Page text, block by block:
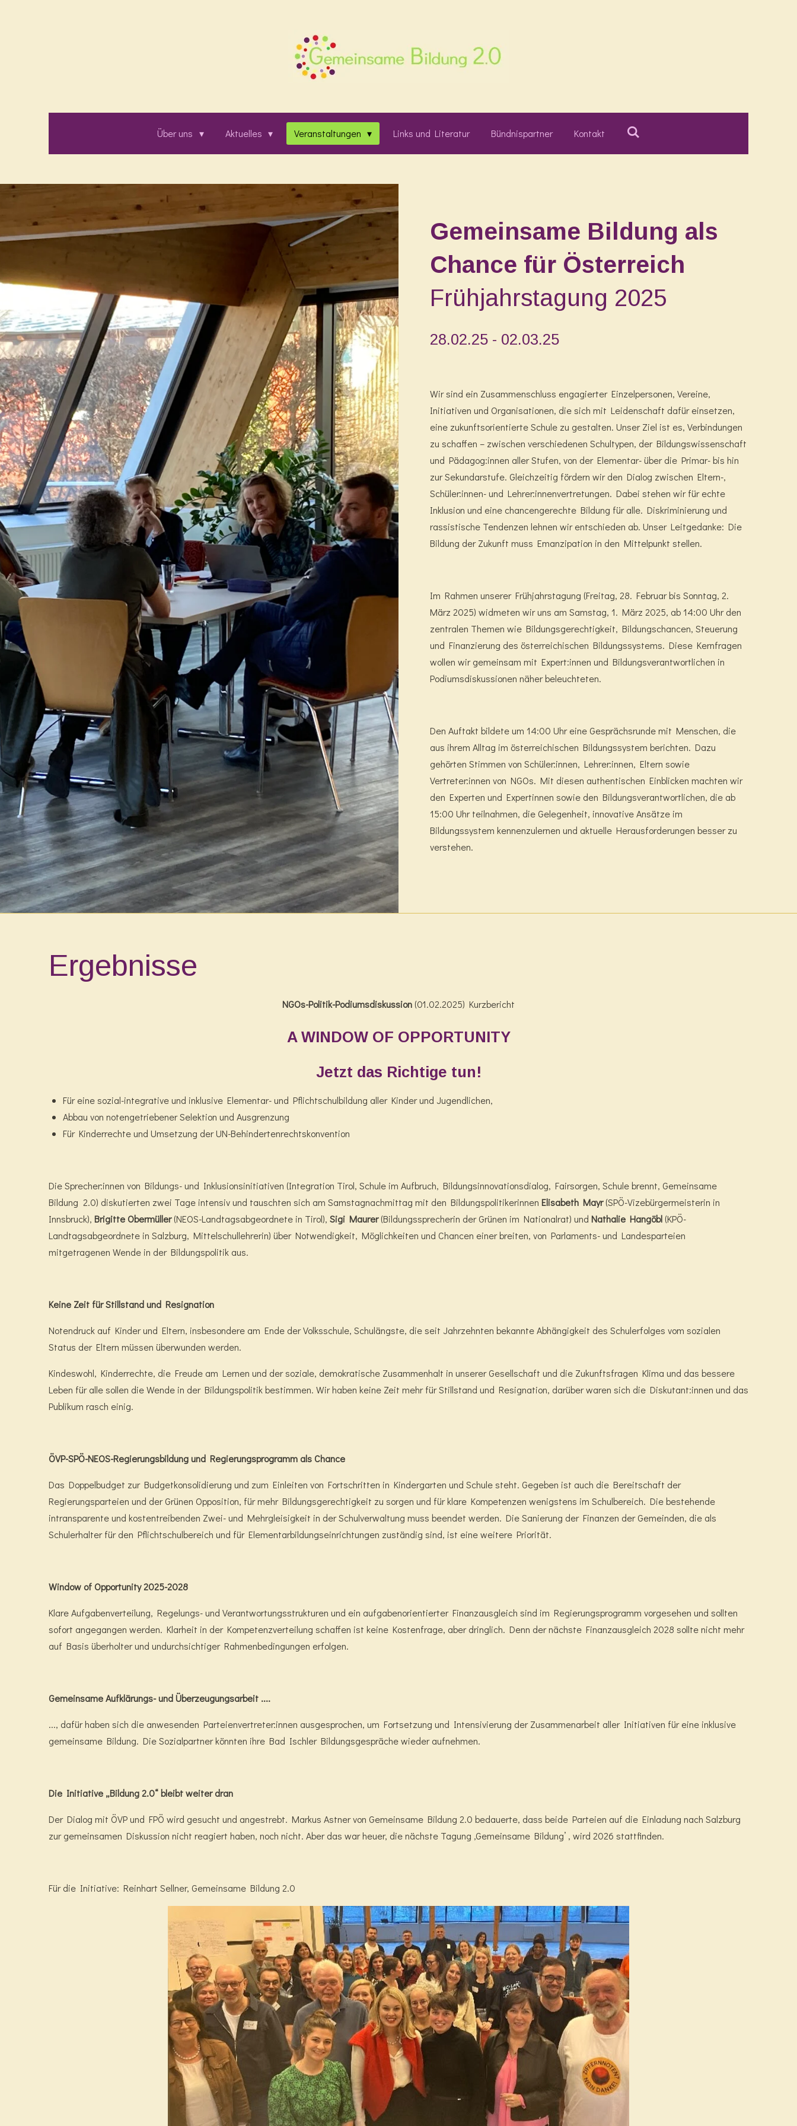
Über uns Aktuelles Veranstaltungen Links und Literatur Bündnispartner Kontakt
Gemeinsame Bildung als
Chance für Österreich
Frühjahrstagung 2025
28.02.25 - 02.03.25
Wir sind ein Zusammenschluss engagierter Einzelpersonen, Vereine,
Initiativen und Organisationen, die sich mit Leidenschaft dafür einsetzen,
eine zukunftsorientierte Schule zu gestalten. Unser Ziel ist es, Verbindungen
zu schaffen – zwischen verschiedenen Schultypen, der Bildungswissenschaft
und Pädagog:innen aller Stufen, von der Elementar- über die Primar- bis hin
zur Sekundarstufe. Gleichzeitig fördern wir den Dialog zwischen Eltern-,
Schüler:innen- und Lehrer:innenvertretungen. Dabei stehen wir für echte
Inklusion und eine chancengerechte Bildung für alle. Diskriminierung und
rassistische Tendenzen lehnen wir entschieden ab. Unser Leitgedanke: Die
Bildung der Zukunft muss Emanzipation in den Mittelpunkt stellen.
Im Rahmen unserer Frühjahrstagung (Freitag, 28. Februar bis Sonntag, 2.
März 2025) widmeten wir uns am Samstag, 1. März 2025, ab 14:00 Uhr den
zentralen Themen wie Bildungsgerechtigkeit, Bildungschancen, Steuerung
und Finanzierung des österreichischen Bildungssystems. Diese Kernfragen
wollen wir gemeinsam mit Expert:innen und Bildungsverantwortlichen in
Podiumsdiskussionen näher beleuchteten.
Den Auftakt bildete um 14:00 Uhr eine Gesprächsrunde mit Menschen, die
aus ihrem Alltag im österreichischen Bildungssystem berichten. Dazu
gehörten Stimmen von Schüler:innen, Lehrer:innen, Eltern sowie
Vertreter:innen von NGOs. Mit diesen authentischen Einblicken machten wir
den Experten und Expertinnen sowie den Bildungsverantwortlichen, die ab
15:00 Uhr teilnahmen, die Gelegenheit, innovative Ansätze im
Bildungssystem kennenzulernen und aktuelle Herausforderungen besser zu
verstehen.
Ergebnisse
NGOs-Politik-Podiumsdiskussion(01.02.2025) Kurzbericht
A WINDOW OF OPPORTUNITY
Jetzt das Richtige tun!
Für eine sozial-integrative und inklusive Elementar- und Pflichtschulbildung aller Kinder und Jugendlichen,
Abbau von notengetriebener Selektion und Ausgrenzung
Für Kinderrechte und Umsetzung der UN-Behindertenrechtskonvention
Die Sprecher:innen von Bildungs- und Inklusionsinitiativen (Integration Tirol, Schule im Aufbruch, Bildungsinnovationsdialog, Fairsorgen, Schule brennt, Gemeinsame
Bildung 2.0) diskutierten zwei Tage intensiv und tauschten sich am Samstagnachmittag mit den Bildungspolitikerinnen Elisabeth Mayr(SPÖ-Vizebürgermeisterin in
Innsbruck), Brigitte Obermüller(NEOS-Landtagsabgeordnete in Tirol), Sigi Maurer(Bildungssprecherin der Grünen im Nationalrat) und Nathalie Hangöbl(KPÖ-
Landtagsabgeordnete in Salzburg, Mittelschullehrerin) über Notwendigkeit, Möglichkeiten und Chancen einer breiten, von Parlaments- und Landesparteien
mitgetragenen Wende in der Bildungspolitik aus.
Keine Zeit für Stillstand und Resignation
Notendruck auf Kinder und Eltern, insbesondere am Ende der Volksschule, Schulängste, die seit Jahrzehnten bekannte Abhängigkeit des Schulerfolges vom sozialen
Status der Eltern müssen überwunden werden.
Kindeswohl, Kinderrechte, die Freude am Lernen und der soziale, demokratische Zusammenhalt in unserer Gesellschaft und die Zukunftsfragen Klima und das bessere
Leben für alle sollen die Wende in der Bildungspolitik bestimmen. Wir haben keine Zeit mehr für Stillstand und Resignation, darüber waren sich die Diskutant:innen und das
Publikum rasch einig.
ÖVP-SPÖ-NEOS-Regierungsbildung und Regierungsprogramm als Chance
Das Doppelbudget zur Budgetkonsolidierung und zum Einleiten von Fortschritten in Kindergarten und Schule steht. Gegeben ist auch die Bereitschaft der
Regierungsparteien und der Grünen Opposition, für mehr Bildungsgerechtigkeit zu sorgen und für klare Kompetenzen wenigstens im Schulbereich. Die bestehende
intransparente und kostentreibenden Zwei- und Mehrgleisigkeit in der Schulverwaltung muss beendet werden. Die Sanierung der Finanzen der Gemeinden, die als
Schulerhalter für den Pflichtschulbereich und für Elementarbildungseinrichtungen zuständig sind, ist eine weitere Priorität.
Window of Opportunity 2025-2028
Klare Aufgabenverteilung, Regelungs- und Verantwortungsstrukturen und ein aufgabenorientierter Finanzausgleich sind im Regierungsprogramm vorgesehen und sollten
sofort angegangen werden. Klarheit in der Kompetenzverteilung schaffen ist keine Kostenfrage, aber dringlich. Denn der nächste Finanzausgleich 2028 sollte nicht mehr
auf Basis überholter und undurchsichtiger Rahmenbedingungen erfolgen.
Gemeinsame Aufklärungs- und Überzeugungsarbeit ....
..., dafür haben sich die anwesenden Parteienvertreter:innen ausgesprochen, um Fortsetzung und Intensivierung der Zusammenarbeit aller Initiativen für eine inklusive
gemeinsame Bildung. Die Sozialpartner könnten ihre Bad Ischler Bildungsgespräche wieder aufnehmen.
Die Initiative „Bildung 2.0“ bleibt weiter dran
Der Dialog mit ÖVP und FPÖ wird gesucht und angestrebt. Markus Astner von Gemeinsame Bildung 2.0 bedauerte, dass beide Parteien auf die Einladung nach Salzburg
zur gemeinsamen Diskussion nicht reagiert haben, noch nicht. Aber das war heuer, die nächste Tagung ‚Gemeinsame Bildung’ ‚ wird 2026 stattfinden.
Für die Initiative: Reinhart Sellner, Gemeinsame Bildung 2.0